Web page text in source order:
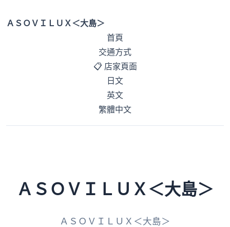
ＡＳＯＶＩＬＵＸ＜大島＞
首頁
交通方式
📋 店家頁面
日文
英文
繁體中文
ＡＳＯＶＩＬＵＸ＜大島＞
ＡＳＯＶＩＬＵＸ＜大島＞